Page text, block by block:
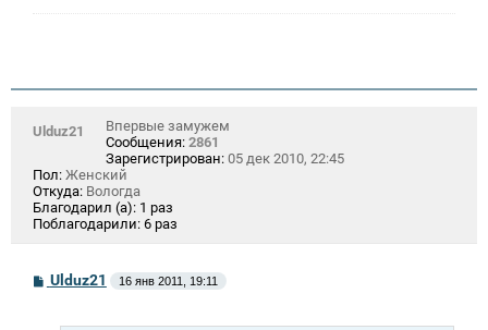
Ulduz21
Впервые замужем
Сообщения: 2861
Зарегистрирован: 05 дек 2010, 22:45
Пол: Женский
Откуда: Вологда
Благодарил (а): 1 раз
Поблагодарили: 6 раз
СUlduz21 16 янв 2011, 19:11